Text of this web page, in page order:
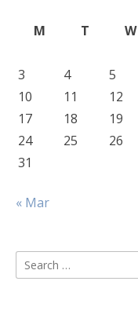
M
T W
3
4 5
10
11 12
17
18 19
24
25 26
31
« Mar
Search
for: